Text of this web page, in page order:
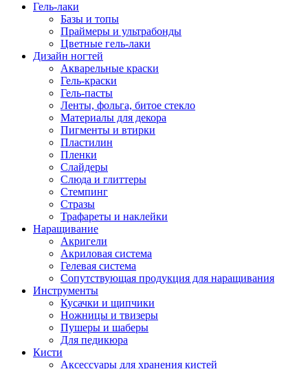
Гель-лаки
Базы и топы
Праймеры и ультрабонды
Цветные гель-лаки
Дизайн ногтей
Акварельные краски
Гель-краски
Гель-пасты
Ленты, фольга, битое стекло
Материалы для декора
Пигменты и втирки
Пластилин
Пленки
Слайдеры
Слюда и глиттеры
Стемпинг
Стразы
Трафареты и наклейки
Наращивание
Акригели
Акриловая система
Гелевая система
Сопутствующая продукция для наращивания
Инструменты
Кусачки и щипчики
Ножницы и твизеры
Пушеры и шаберы
Для педикюра
Кисти
Аксессуары для хранения кистей